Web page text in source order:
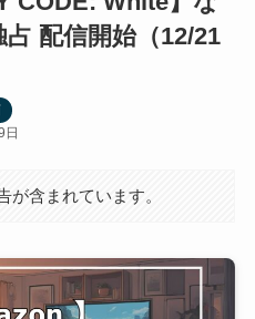
占 配信開始（12/21
が含まれています。